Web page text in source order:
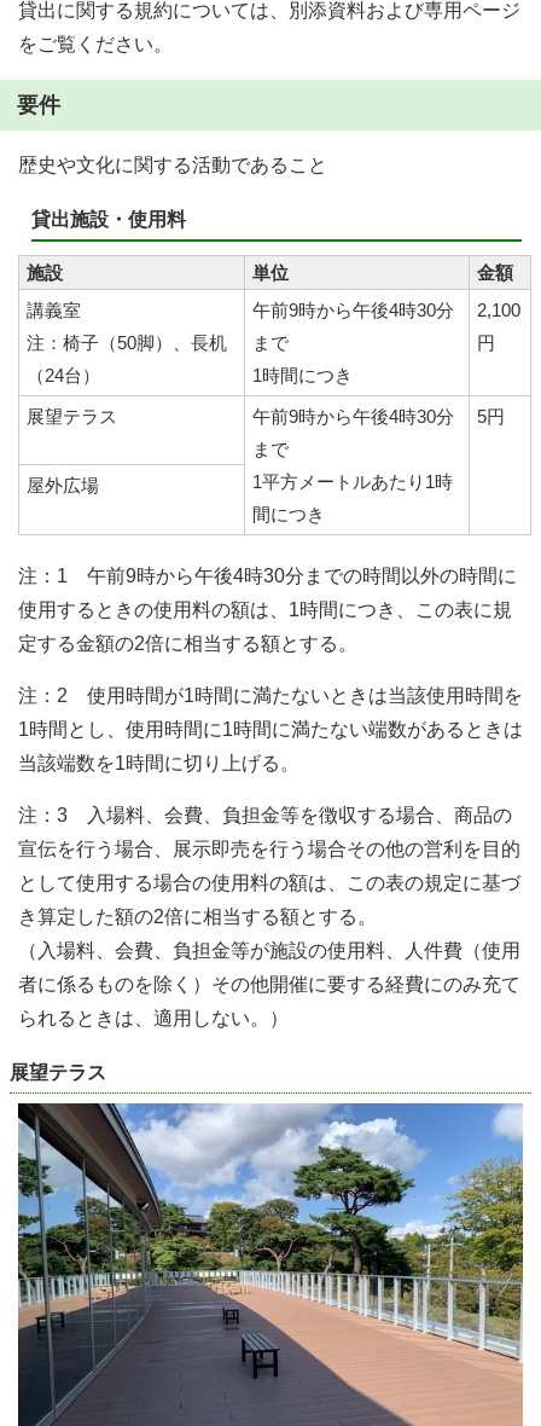
貸出に関する規約については、別添資料および専用ページ
をご覧ください。
要件
歴史や文化に関する活動であること
貸出施設・使用料
施設 単位
金額
講義室
注：椅子（50脚）、長机
（24台）
午前9時から午後4時30分
まで
1時間につき
2,100
円
展望テラス
午前9時から午後4時30分
まで
1平方メートルあたり1時
間につき
5円
屋外広場
注：1 午前9時から午後4時30分までの時間以外の時間に
使用するときの使用料の額は、1時間につき、この表に規
定する金額の2倍に相当する額とする。
注：2 使用時間が1時間に満たないときは当該使用時間を
1時間とし、使用時間に1時間に満たない端数があるときは
当該端数を1時間に切り上げる。
注：3 入場料、会費、負担金等を徴収する場合、商品の
宣伝を行う場合、展示即売を行う場合その他の営利を目的
として使用する場合の使用料の額は、この表の規定に基づ
き算定した額の2倍に相当する額とする。
（入場料、会費、負担金等が施設の使用料、人件費（使用
者に係るものを除く）その他開催に要する経費にのみ充て
られるときは、適用しない。）
展望テラス